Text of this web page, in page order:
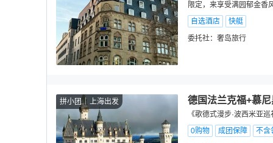
限定，来享受满园郁金香
自选酒店
快艇
委托社： 奢岛旅行
拼小团 上海出发 德国法兰克福+慕
《歌德式漫步·波西米亚
0购物
成团保障
不含